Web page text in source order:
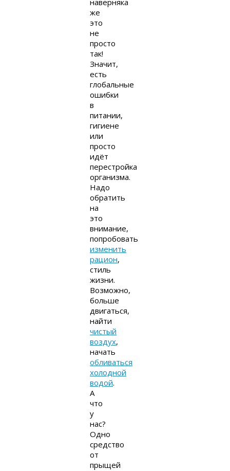
же
это
не
просто
так!
Значит,
есть
глобальные
ошибки
в
питании,
гигиене
или
просто
идёт
перестройка
организма.
Надо
обратить
на
это
внимание,
попробовать
изменить
рацион,
стиль
жизни.
Возможно,
больше
двигаться,
найти
чистый
воздух,
начать
обливаться
холодной
водой.
А
что
у
нас?
Одно
средство
от
прыщей